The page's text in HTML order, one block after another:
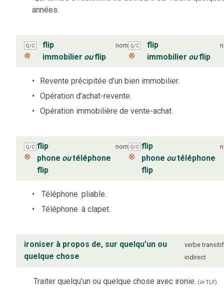
années.
Q/C
⊗
flip
immobilier ouflip
nom Q/C
⊗
flip
immobilier ouflip
Revente précipitée d’un bien immobilier.
Opération d’achat-revente.
Opération immobilière de vente-achat.
Q/C
⊗
flip
phone outéléphone
flip
nom Q/C
⊗
flip
phone outéléphone
flip
Téléphone pliable.
Téléphone à clapet.
ironiser à propos de, sur quelqu’un ou
quelque chose
verbe transitif
indirect
Traiter quelqu’un ou quelque chose avec ironie. (inTLF)